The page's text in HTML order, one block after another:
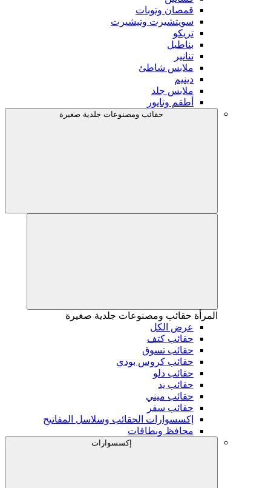
قمصان وتوبات
سويتشيرت وتيشيرت
تريكو
بناطيل
تنانير
ملابس شاطئ
دينيم
ملابس جلد
أطقم وتايور
حقائب ومصنوعات جلدية صغيرة
المرأة حقائب ومصنوعات جلدية صغيرة
عرض الكل
حقائب كتف
حقائب تسوق
حقائب كروس بودي
حقائب دلو
حقائب يد
حقائب ميني
حقائب سفر
إكسسوارات الحقائب وسلاسل المفاتيح
محافظ وبطاقات
إكسسوارات